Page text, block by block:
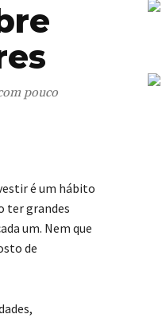
pouco
é um hábito
ter grandes
um. Nem que
de